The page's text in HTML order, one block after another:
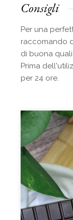
Consigli
Per una
raccomando
di buona
Prima
per 24 ore.